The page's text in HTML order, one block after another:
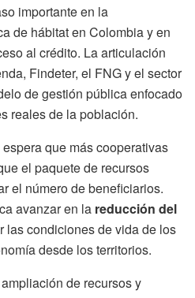
importante en la
de hábitat en Colombia y en
al crédito. La articulación
Findeter, el FNG y el sector
de gestión pública enfocado
reales de la población.
que más cooperativas
el paquete de recursos
el número de beneficiarios.
avanzar en la reducción del
las condiciones de vida de los
desde los territorios.
de recursos y